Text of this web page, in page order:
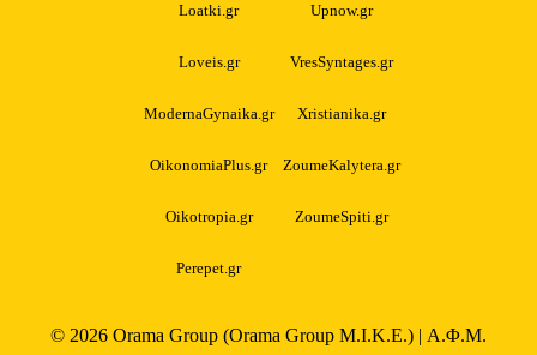
Loatki.gr Upnow.gr
Loveis.gr VresSyntages.gr
ModernaGynaika.gr Xristianika.gr
OikonomiaPlus.gr ZoumeKalytera.gr
Oikotropia.gr ZoumeSpiti.gr
Perepet.gr
© 2026 Orama Group (Orama Group Μ.Ι.Κ.Ε.) | Α.Φ.Μ.